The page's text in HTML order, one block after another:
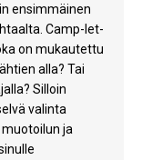
ensimmäinen
Camp-let-
on mukautettu
alla? Tai
Silloin
valinta
ja